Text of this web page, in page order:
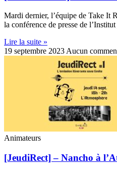
Mardi dernier, l’équipe de Take It
la conférence de presse de
Lire la suite »
19 septembre 2023Aucun
Animateurs
[JeudiRect] – Nancho à